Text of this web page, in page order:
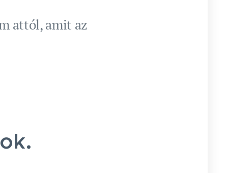
attól, amit az